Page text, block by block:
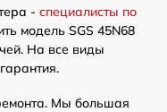
- специалисты по
модель SGS 45N68
На все виды
Мы большая